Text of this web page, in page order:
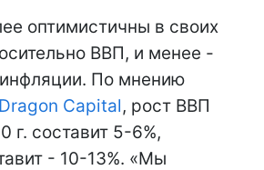
оптимистичны в своих
ВВП, и менее -
инфляции. По мнению
Dragon Capital, рост ВВП
г. составит 5-6%,
- 10-13%. «Мы